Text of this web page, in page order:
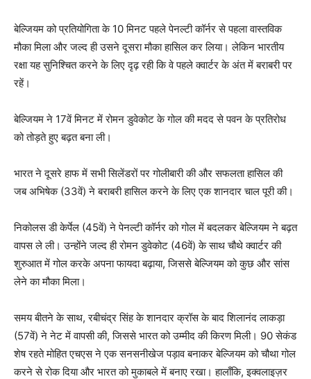
बेल्जियम को प्रतियोगिता के 10 मिनट पहले पेनल्टी कॉर्नर से पहला वास्तविक
मौका मिला और जल्द ही उसने दूसरा मौका हासिल कर लिया। लेकिन भारतीय
रक्षा यह सुनिश्चित करने के लिए दृढ़ रही कि वे पहले क्वार्टर के अंत में बराबरी पर
रहें।
बेल्जियम ने 17वें मिनट में रोमन डुवेकोट के गोल की मदद से पवन के प्रतिरोध
को तोड़ते हुए बढ़त बना ली।
भारत ने दूसरे हाफ में सभी सिलेंडरों पर गोलीबारी की और सफलता हासिल की
जब अभिषेक (33वें) ने बराबरी हासिल करने के लिए एक शानदार चाल पूरी की।
निकोलस डी केर्पेल (45वें) ने पेनल्टी कॉर्नर को गोल में बदलकर बेल्जियम ने बढ़त
वापस ले ली। उन्होंने जल्द ही रोमन डुवेकोट (46वें) के साथ चौथे क्वार्टर की
शुरुआत में गोल करके अपना फायदा बढ़ाया, जिससे बेल्जियम को कुछ और सांस
लेने का मौका मिला।
समय बीतने के साथ, रबीचंद्र सिंह के शानदार क्रॉस के बाद शिलानंद लाकड़ा
(57वें) ने नेट में वापसी की, जिससे भारत को उम्मीद की किरण मिली। 90 सेकंड
शेष रहते मोहित एचएस ने एक सनसनीखेज पड़ाव बनाकर बेल्जियम को चौथा गोल
करने से रोक दिया और भारत को मुकाबले में बनाए रखा। हालाँकि, इक्वलाइज़र